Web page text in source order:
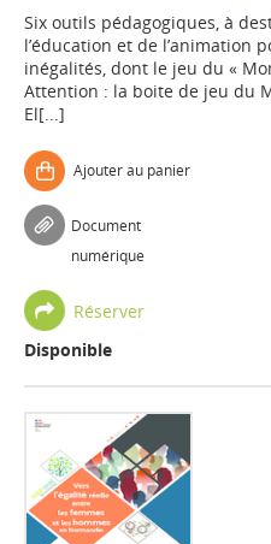
Six outils pédagogiques, à
l’éducation et de l’animation
inégalités, dont le jeu du «
Attention : la boite de jeu du
El[...]
Ajouter au panier
Document
numérique
Réserver
Disponible